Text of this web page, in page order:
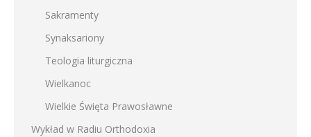
Sakramenty
Synaksariony
Teologia liturgiczna
Wielkanoc
Wielkie Święta Prawosławne
Wykład w Radiu Orthodoxia